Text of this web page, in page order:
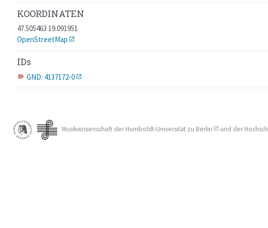
KOORDINATEN
47.505463 19.091951
OpenStreetMap
IDs
label GND: 4137172-0
Musikwissenschaft derHumboldt-Universität zu Berlin und der